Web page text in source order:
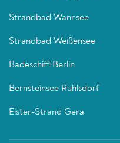
Strandbad Wannsee
Strandbad Weißensee
Badeschiff Berlin
Bernsteinsee Ruhlsdorf
Elster-Strand Gera